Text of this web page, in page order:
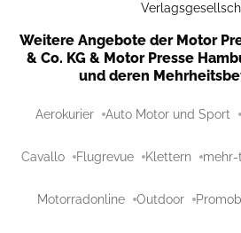
Weitere Angebote der Motor
& Co. KG & Motor Presse
und deren
Aerokurier Auto Motor und Sport
Cavallo Flugrevue Klettern mehr-
Motorradonline Outdoor